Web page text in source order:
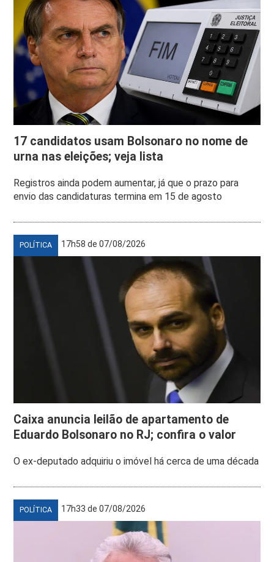
17 candidatos usam Bolsonaro no nome de
urna nas eleições; veja lista
Registros ainda podem aumentar, já que o prazo para
envio das candidaturas termina em 15 de agosto
POLÍTICA 17h58 de 07/08/2026
Caixa anuncia leilão de apartamento de
Eduardo Bolsonaro no RJ; confira o valor
O ex-deputado adquiriu o imóvel há cerca de uma década
POLÍTICA 17h33 de 07/08/2026